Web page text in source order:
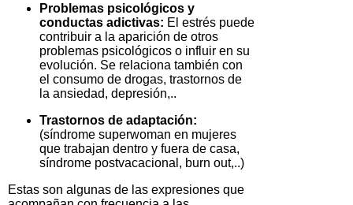
Problemas psicológicos y
conductas adictivas: El estrés puede
contribuir a la aparición de otros
problemas psicológicos o influir en su
evolución. Se relaciona también con
el consumo de drogas, trastornos de
la ansiedad, depresión,..
Trastornos de adaptación:
(síndrome superwoman en mujeres
que trabajan dentro y fuera de casa,
síndrome postvacacional, burn out,..)
Estas son algunas de las expresiones que